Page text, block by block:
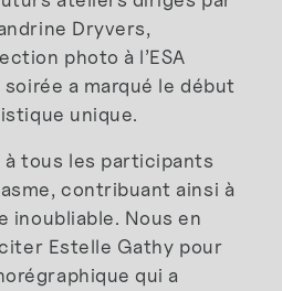
Dryvers,
photo à l’ESA
a marqué le début
unique.
à tous les participants
contribuant ainsi à
inoubliable. Nous en
Estelle Gathy pour
qui a